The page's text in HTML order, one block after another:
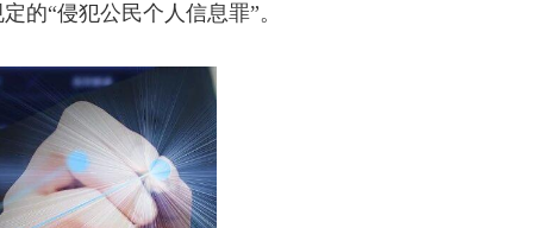
的“侵犯公民个人信息罪”。